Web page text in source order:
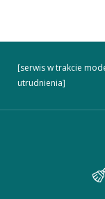
[serwis w trakcie
utrudnienia]